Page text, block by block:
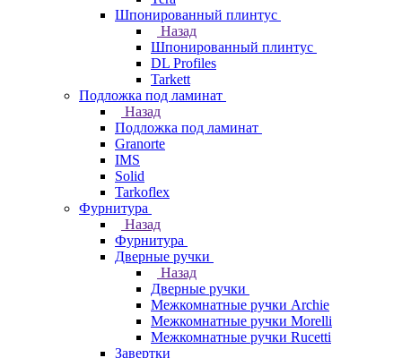
Шпонированный плинтус
Назад
Шпонированный плинтус
DL Profiles
Tarkett
Подложка под ламинат
Назад
Подложка под ламинат
Granorte
IMS
Solid
Tarkoflex
Фурнитура
Назад
Фурнитура
Дверные ручки
Назад
Дверные ручки
Межкомнатные ручки Archie
Межкомнатные ручки Morelli
Межкомнатные ручки Rucetti
Завертки